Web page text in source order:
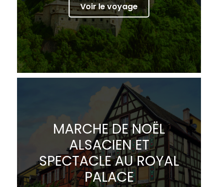
Voir le voyage
MARCHE DE NOËL
ALSACIEN ET
SPECTACLE AU ROYAL
PALACE